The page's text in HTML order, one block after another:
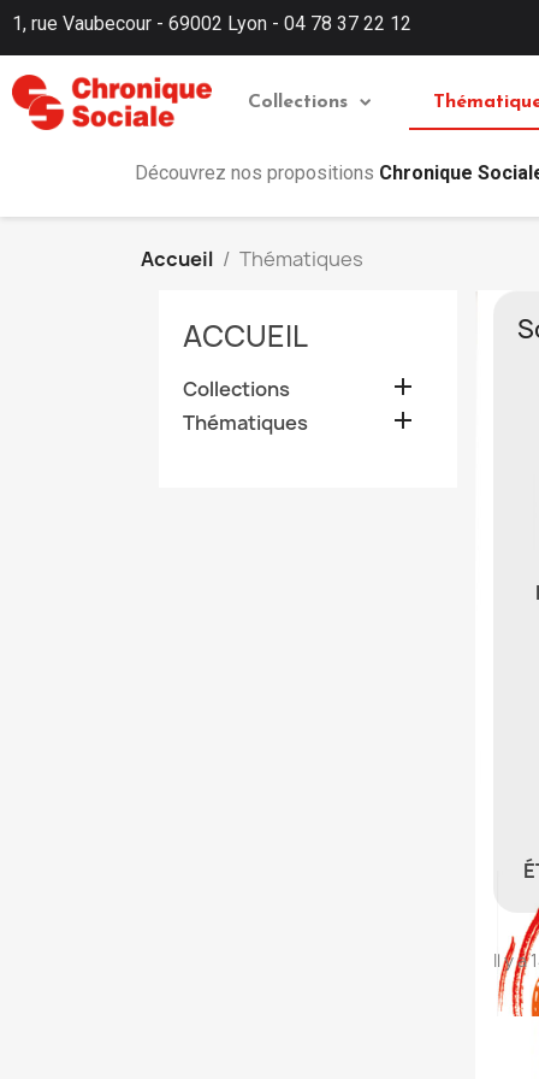
1, rue Vaubecour - 69002 Lyon - 04 78 37 22 12
Collections
Découvrez nos propositions Chronique
Accueil Thématiques
ACCUEIL
Collections 
Thématiques 
Il y a